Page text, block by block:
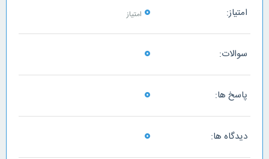
امتیاز: 0 امتیاز
سوالات: 0
پاسخ ها: 0
دیدگاه ها: 0